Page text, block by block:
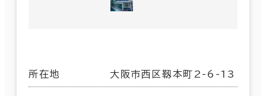
所在地 大阪市西区靱本町2-6-13